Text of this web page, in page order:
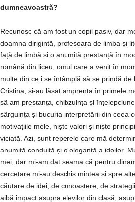
dumneavoastră?
Recunosc că am fost un copil pasiv, dar
doamna dirigintă, profesoara de limba și
față de limbă și o anumită prestanță în
română din liceu, omul care a venit în
multe din ce i se întâmplă să se prindă
Cristina, și-au lăsat amprenta în primele
să am prestanța, chibzuința și
sârguința și bucuria interpretării din ceea
motivațiile mele, niște valori și niște
viciată. Azi, sunt reperele care mă
anumită conduită și o eleganță a ideilor.
mei, dar mi-am dat seama că pentru
cercetare mi-au deschis mintea și spre
căutare de idei, de cunoaștere, de
aibă impact asupra elevilor din clasă,